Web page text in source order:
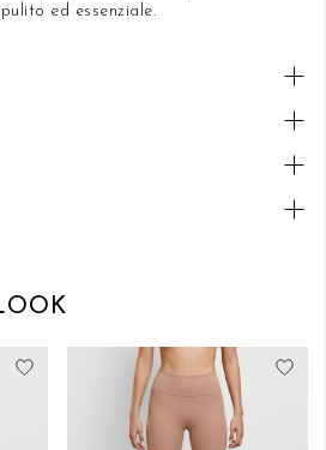
ed essenziale.
Aggiungi alla lista desideri